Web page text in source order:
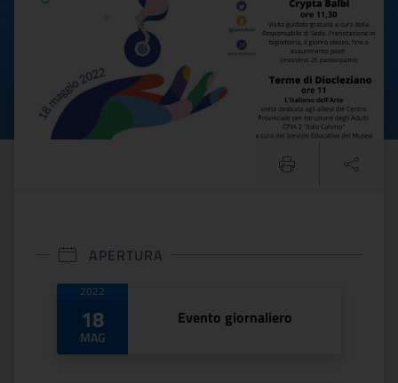
APERTURA
Date di apertura
2022
18
MAG
Evento giornaliero